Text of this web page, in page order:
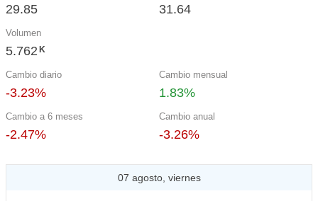
29.85 31.64
Volumen
5.762 K
Cambio diario
-3.23%
Cambio mensual
1.83%
Cambio a 6 meses
-2.47%
Cambio anual
-3.26%
07 agosto, viernes